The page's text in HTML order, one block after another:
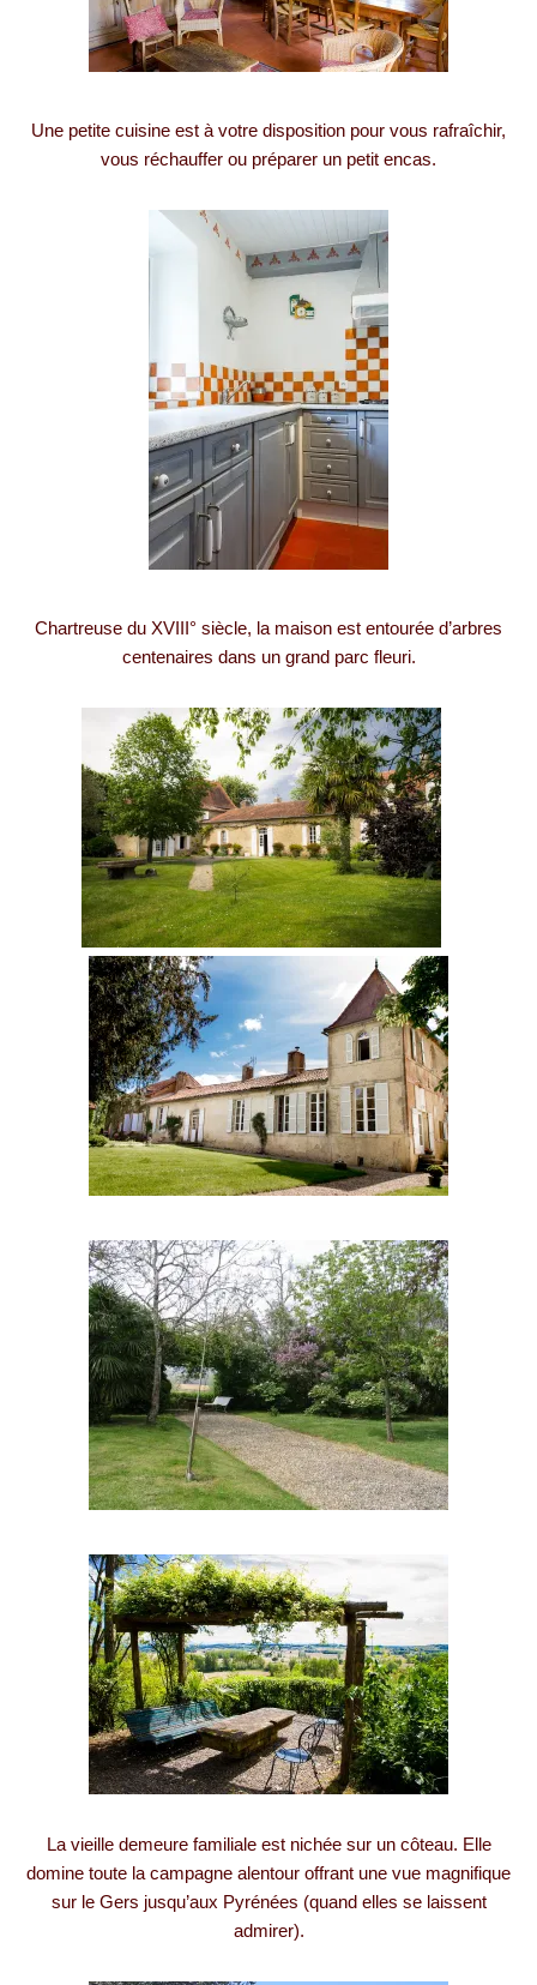
Une petite cuisine est à votre disposition pour vous rafraîchir,
vous réchauffer ou préparer un petit encas.
Chartreuse du XVIII° siècle, la maison est entourée d’arbres
centenaires dans un grand parc fleuri.
La vieille demeure familiale est nichée sur un côteau. Elle
domine toute la campagne alentour offrant une vue magnifique
sur le Gers jusqu’aux Pyrénées (quand elles se laissent
admirer).